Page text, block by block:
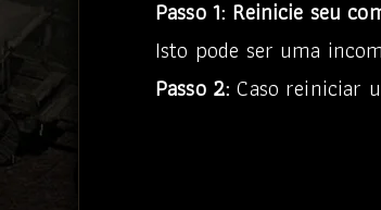
Passo 1: Reinicie seu
Isto pode ser uma
Passo 2: Caso reiniciar